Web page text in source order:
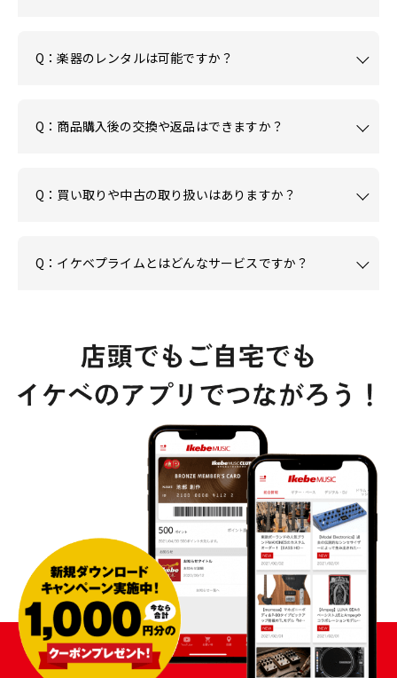
Q：楽器のレンタルは可能ですか？
Q：商品購入後の交換や返品はできますか？
Q：買い取りや中古の取り扱いはありますか？
Q：イケベプライムとはどんなサービスですか？